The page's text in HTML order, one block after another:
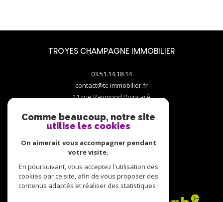
TROYES CHAMPAGNE IMMOBILIER
03.51.14.18.14
contact@tc-immobilier.fr
11 rue Raymond Poincaré
ADHÉRENTS
Comme beaucoup, notre site
utilise les cookies
On aimerait vous accompagner pendant
votre visite.
En poursuivant, vous acceptez l'utilisation des
cookies par ce site, afin de vous proposer des
contenus adaptés et réaliser des statistiques !